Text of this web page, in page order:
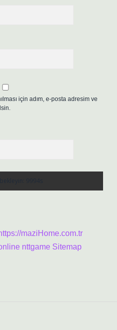
için adım, e-posta adresim ve
maziHome.com.tr
nttgame Sitemap